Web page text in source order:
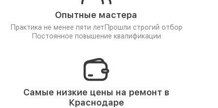
Опытные мастера
Практика не менее пяти лет Прошли строгий отбор
Постоянное повышение квалификации
Самые низкие цены на ремонт в
Краснодаре